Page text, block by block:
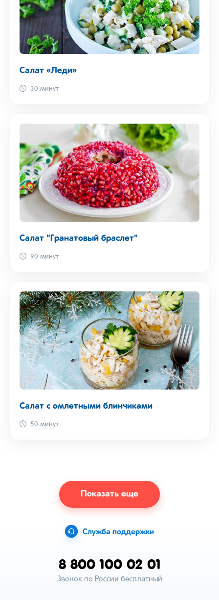
Салат «Леди»
30 минут
Салат "Гранатовый браслет"
90 минут
Салат с омлетными блинчиками
50 минут
Показать еще
Служба поддержки
8 800 100 02 01
Звонок по России бесплатный